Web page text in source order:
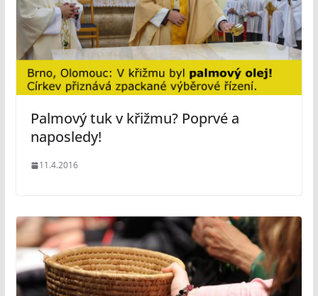
Palmový tuk v křižmu? Poprvé a
naposledy!
11.4.2016